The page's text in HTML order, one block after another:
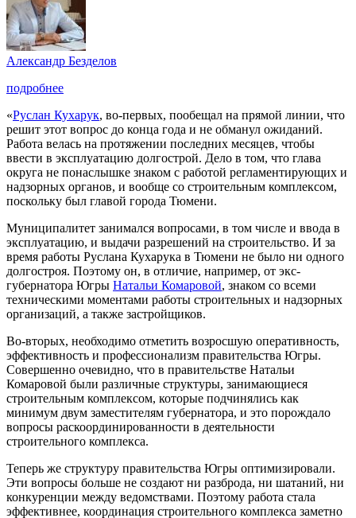
Александр Безделов
подробнее
«Руслан Кухарук, во-первых, пообещал на прямой линии, что
решит этот вопрос до конца года и не обманул ожиданий.
Работа велась на протяжении последних месяцев, чтобы
ввести в эксплуатацию долгострой. Дело в том, что глава
округа не понаслышке знаком с работой регламентирующих и
надзорных органов, и вообще со строительным комплексом,
поскольку был главой города Тюмени.
Муниципалитет занимался вопросами, в том числе и ввода в
эксплуатацию, и выдачи разрешений на строительство. И за
время работы Руслана Кухарука в Тюмени не было ни одного
долгостроя. Поэтому он, в отличие, например, от экс-
губернатора Югры Натальи Комаровой, знаком со всеми
техническими моментами работы строительных и надзорных
организаций, а также застройщиков.
Во-вторых, необходимо отметить возросшую оперативность,
эффективность и профессионализм правительства Югры.
Совершенно очевидно, что в правительстве Натальи
Комаровой были различные структуры, занимающиеся
строительным комплексом, которые подчинялись как
минимум двум заместителям губернатора, и это порождало
вопросы раскоординированности в деятельности
строительного комплекса.
Теперь же структуру правительства Югры оптимизировали.
Эти вопросы больше не создают ни разброда, ни шатаний, ни
конкуренции между ведомствами. Поэтому работа стала
эффективнее, координация строительного комплекса заметно